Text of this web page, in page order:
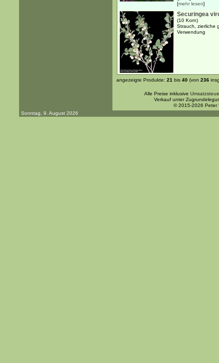
[mehr lesen]
Securingea
(10 Korn)
Strauch, zierliche
Verwendung
angezeigte Produkte: 21 bis 40 (von 236
Alle Preise inklusive
Verkauf unter
© 2015-2026 Peter
Sonntag, 9. August 2026